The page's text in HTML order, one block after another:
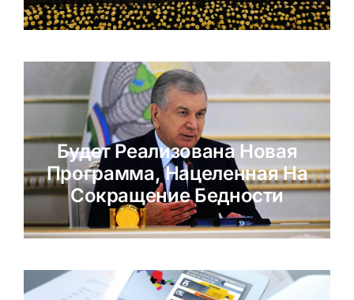
Будет Реализована Новая
Программа, Нацеленная На
Сокращение Бедности